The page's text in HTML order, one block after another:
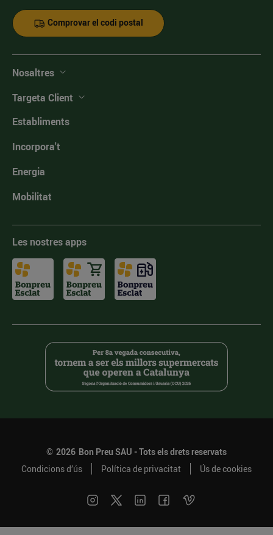
Comprovar el codi postal
Nosaltres
Targeta Client
Establiments
Incorpora't
Energia
Mobilitat
Les nostres apps
© 2026 Bon Preu SAU - Tots els drets reservats
Condicions d’ús
Política de privacitat Ús de cookies